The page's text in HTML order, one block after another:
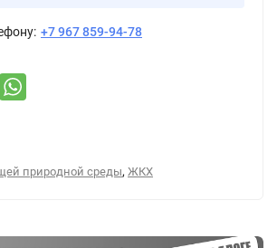
+7 967 859-94-78
природной среды, ЖКХ